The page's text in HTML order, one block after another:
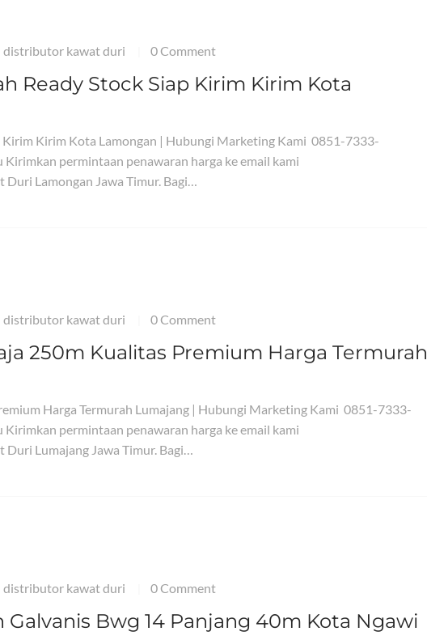
distributor kawat duri 0 Comment
Ready Stock Siap Kirim Kirim Kota
Kirim Kirim Kota Lamongan | Hubungi Marketing Kami 0851-7333-
permintaan penawaran harga ke email kami
Lamongan Jawa Timur. Bagi…
distributor kawat duri 0 Comment
250m Kualitas Premium Harga Termurah
Harga Termurah Lumajang | Hubungi Marketing Kami 0851-7333-
permintaan penawaran harga ke email kami
Lumajang Jawa Timur. Bagi…
distributor kawat duri 0 Comment
Bwg 14 Panjang 40m Kota Ngawi